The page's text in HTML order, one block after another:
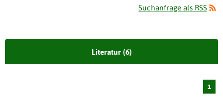
Suchanfrage als RSS
Literatur (6)
1